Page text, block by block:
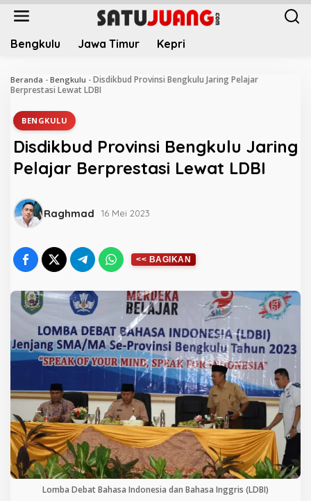
L
Bengkulu Jawa Timur Kepri
Beranda - Bengkulu - Disdikbud Provinsi Bengkulu Jaring Pelajar
Berprestasi Lewat LDBI
BENGKULU
Disdikbud Provinsi Bengkulu Jaring
Pelajar Berprestasi Lewat LDBI
Raghmad 16 Mei 2023
Lomba Debat Bahasa Indonesia dan Bahasa Inggris (LDBI)